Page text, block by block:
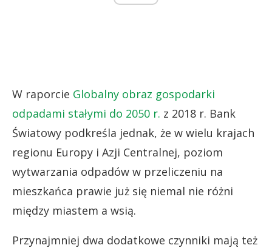
W raporcie Globalny obraz gospodarki
odpadami stałymi do 2050 r. z 2018 r. Bank
Światowy podkreśla jednak, że w wielu krajach
regionu Europy i Azji Centralnej, poziom
wytwarzania odpadów w przeliczeniu na
mieszkańca prawie już się niemal nie różni
między miastem a wsią.
Przynajmniej dwa dodatkowe czynniki mają też